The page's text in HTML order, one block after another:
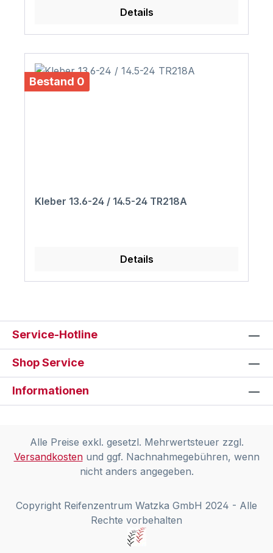
Details
Bestand 0
Kleber 13.6-24 / 14.5-24 TR218A
Details
Service-Hotline
Shop Service
Informationen
Alle Preise exkl. gesetzl. Mehrwertsteuer zzgl.
Versandkostenund ggf. Nachnahmegebühren, wenn
nicht anders angegeben.
Copyright Reifenzentrum Watzka GmbH 2024 - Alle
Rechte vorbehalten